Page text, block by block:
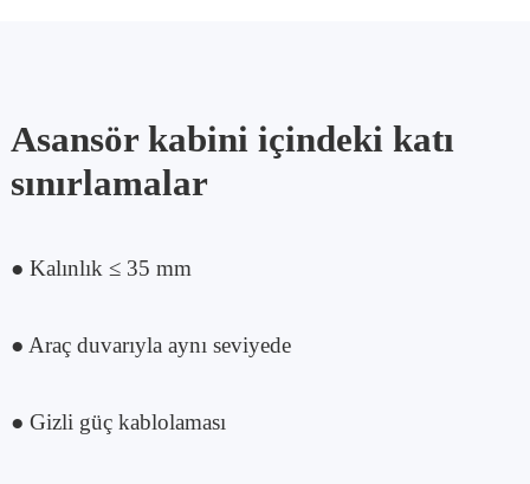
Asansör kabini içindeki katı
sınırlamalar
● Kalınlık ≤ 35 mm
● Araç duvarıyla aynı seviyede
● Gizli güç kablolaması